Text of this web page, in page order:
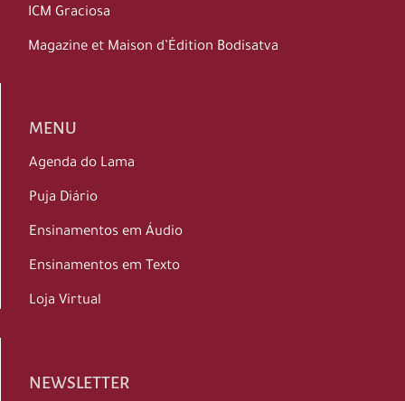
ICM Graciosa
Magazine et Maison d’Édition Bodisatva
MENU
Agenda do Lama
Puja Diário
Ensinamentos em Áudio
Ensinamentos em Texto
Loja Virtual
NEWSLETTER